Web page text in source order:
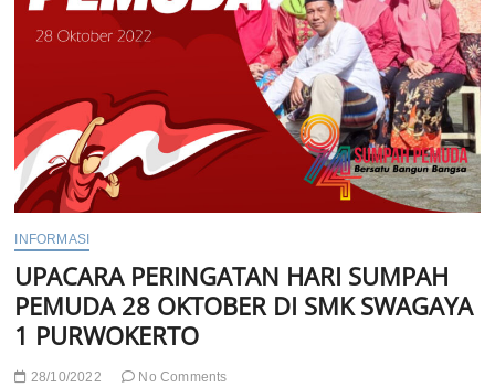
INFORMASI
UPACARA PERINGATAN HARI SUMPAH
PEMUDA 28 OKTOBER DI SMK SWAGAYA
1 PURWOKERTO
28/10/2022 No Comments